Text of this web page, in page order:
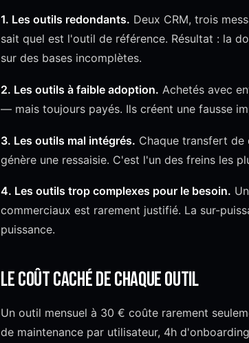
1. Les outils redondants. Deux CRM, trois
sait quel est l'outil de référence. Résultat : la
sur des bases incomplètes.
2. Les outils à faible adoption. Achetés avec
— mais toujours payés. Ils créent une fausse
3. Les outils mal intégrés. Chaque transfert de
génère une ressaisie. C'est l'un des freins les
4. Les outils trop complexes pour le besoin.
commerciaux est rarement justifié. La sur-
puissance.
Le coût caché de chaque outil
Un outil mensuel à 30 € coûte rarement
de maintenance par utilisateur, 4h